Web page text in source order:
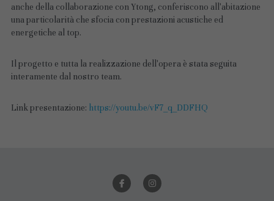
anche della collaborazione con Ytong, conferiscono all'abitazione
una particolarità che sfocia con prestazioni acustiche ed
energetiche al top.
Il progetto e tutta la realizzazione dell'opera è stata seguita
interamente dal nostro team.
Link presentazione: https://youtu.be/vF7_q_DDFHQ